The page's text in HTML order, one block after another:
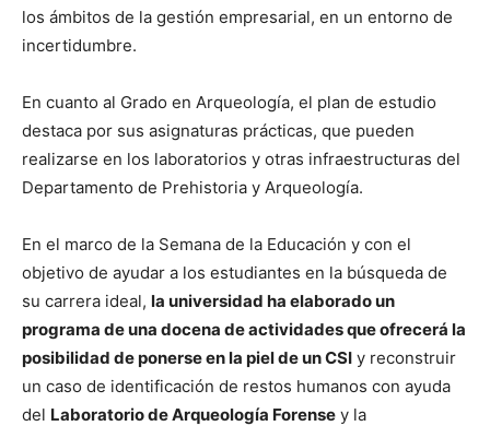
los ámbitos de la gestión empresarial, en un entorno de
incertidumbre.
En cuanto al Grado en Arqueología, el plan de estudio
destaca por sus asignaturas prácticas, que pueden
realizarse en los laboratorios y otras infraestructuras del
Departamento de Prehistoria y Arqueología.
En el marco de la Semana de la Educación y con el
objetivo de ayudar a los estudiantes en la búsqueda de
su carrera ideal, la universidad ha elaborado un
programa de una docena de actividades que ofrecerá la
posibilidad de ponerse en la piel de un CSI y reconstruir
un caso de identificación de restos humanos con ayuda
del Laboratorio de Arqueología Forense y la